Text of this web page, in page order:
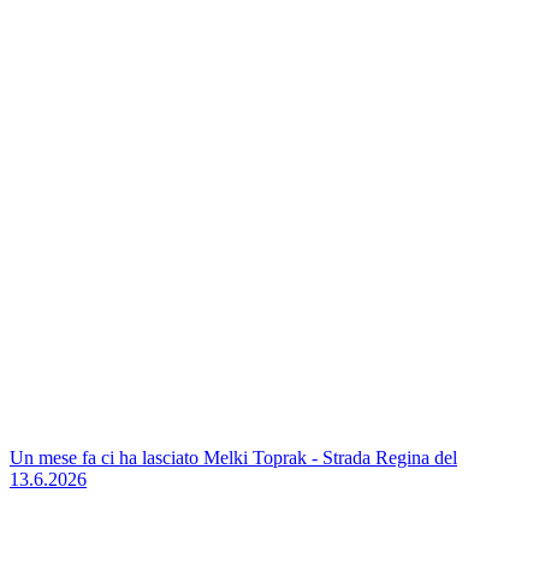
Un mese fa ci ha lasciato Melki Toprak - Strada Regina del
13.6.2026